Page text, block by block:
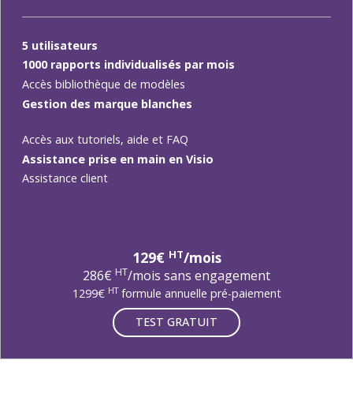
5 utilisateurs
1000 rapports individualisés par mois
Accès bibliothèque de modèles
Gestion des marque blanches
Accès aux tutoriels, aide et FAQ
Assistance prise en main en Visio
Assistance client
129€ HT/mois
286€ HT/mois sans engagement
1299€ HT formule annuelle pré-paiement
TEST GRATUIT